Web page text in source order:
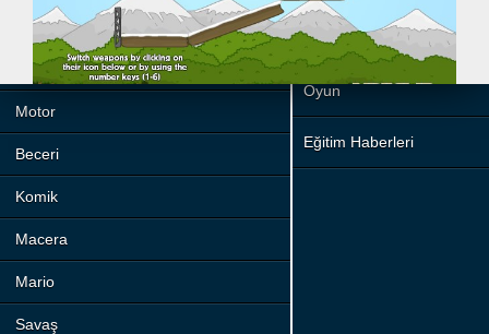
Silah
Basketbol
Motor
Beceri
Komik
Macera
Mario
Savaş
Hesaplamalar
Oyun
Eğitim Haberleri